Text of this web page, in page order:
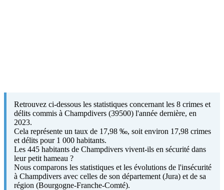
Retrouvez ci-dessous les statistiques concernant les 8 crimes et
délits commis à Champdivers (39500) l'année dernière, en
2023.
Cela représente un taux de 17,98 ‰, soit environ 17,98 crimes
et délits pour 1 000 habitants.
Les 445 habitants de Champdivers vivent-ils en sécurité dans
leur petit hameau ?
Nous comparons les statistiques et les évolutions de l'insécurité
à Champdivers avec celles de son département (Jura) et de sa
région (Bourgogne-Franche-Comté).